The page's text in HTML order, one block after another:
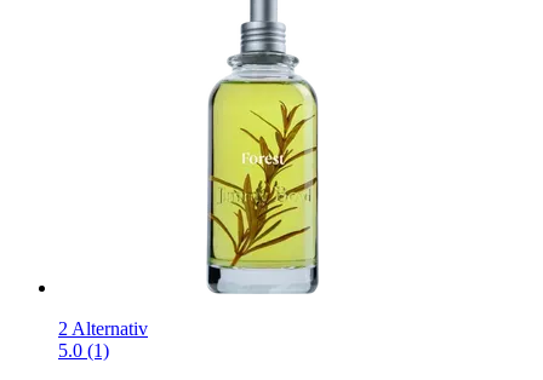
2 Alternativ
5.0 (1)